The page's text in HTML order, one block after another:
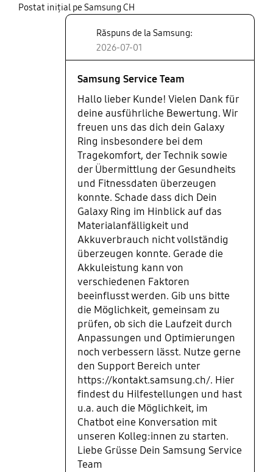
überhaupt nicht. Zuverlässigkeit: Die Technik
funktioniert einwandfrei. Alle Gesundheits- und
Fitnessdaten wurden immer zuverlässig, gut und
präzise an die App übermittelt. Da gibt es absolut
nichts zu meckern. Das Negative (und der Grund
für die starke Abwertung): Materialanfälligkeit:
Leider sieht man viel zu schnell die direkte
Abnutzung am Ring. Gebrauchsspuren treten
sofort auf, was bei diesem Preis eigentlich nicht
passieren darf. Katastrophaler Akku-Verschleiß:
Das ist der eigentliche Hauptgrund für meine
schlechte Bewertung. Nach nur 1 Jahr und 2
Monaten befindet sich der Akku bereits in einem
absolut kritischen Bereich. Zu Beginn hielt der Ring
starke 6 Tage am Stück durch - das war top!
Mittlerweile ist die Kapazität so dramatisch
gesunken, dass er nur noch knapp 2 Tage
durchhält. Fazit: Ein derartiger Akkuverschleiß
nach etwas über einem Jahr ist für ein Premium-
Gerät schlichtweg inakzeptabel. Obwohl die
Sensorik und der Komfort absolut stimmen, macht
die mangelnde Langlebigkeit der Batterie das
Produkt auf Dauer kaputt. Wirklich schade!
Postat inițial pe Samsung CH
Răspuns de la Samsung:
2026-07-01
Samsung Service Team
Hallo lieber Kunde! Vielen Dank für
deine ausführliche Bewertung. Wir
freuen uns das dich dein Galaxy
Ring insbesondere bei dem
Tragekomfort, der Technik sowie
der Übermittlung der Gesundheits
und Fitnessdaten überzeugen
konnte. Schade dass dich Dein
Galaxy Ring im Hinblick auf das
Materialanfälligkeit und
Akkuverbrauch nicht vollständig
überzeugen konnte. Gerade die
Akkuleistung kann von
verschiedenen Faktoren
beeinflusst werden. Gib uns bitte
die Möglichkeit, gemeinsam zu
prüfen, ob sich die Laufzeit durch
Anpassungen und Optimierungen
noch verbessern lässt. Nutze gerne
den Support Bereich unter
https://kontakt.samsung.ch/. Hier
findest du Hilfestellungen und hast
u.a. auch die Möglichkeit, im
Chatbot eine Konversation mit
unseren Kolleg:innen zu starten.
Liebe Grüsse Dein Samsung Service
Team